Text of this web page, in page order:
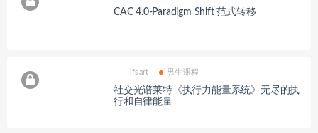
CAC 4.0-Paradigm Shift 范式转移
ifsart 男生课程
社交光谱莱特《执行力能量系统》无尽的执
行和自律能量